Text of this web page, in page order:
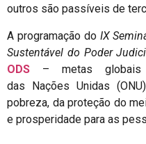
outros são passíveis de
A programação doIX
Sustentável do Poder
ODS – metas globais
das Nações Unidas
pobreza, da proteção do
e prosperidade para as